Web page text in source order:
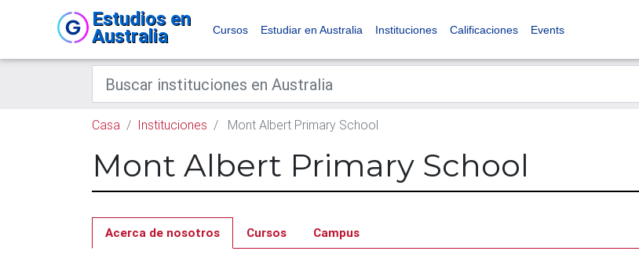
Estudios en
Australia Cursos Estudiar en Australia Instituciones Calificaciones Events
Casa Instituciones Mont Albert Primary School
Mont Albert Primary School
Acerca de nosotros Cursos Campus